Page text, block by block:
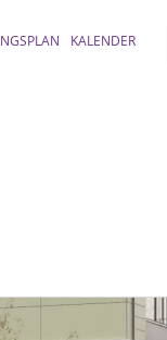
KALENDER